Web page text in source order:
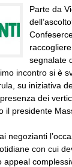
Parte da
segnalate
incontro si è
su iniziativa
dei
il presidente
negozianti
con cui
appeal